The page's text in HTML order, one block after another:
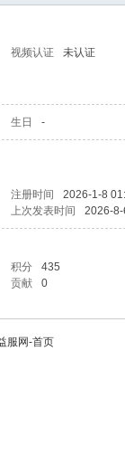
视频认证 未认证
生日 -
注册时间
2026-1-8
上次发表时间 2026-
积分
435
贡献 0
服网-首页